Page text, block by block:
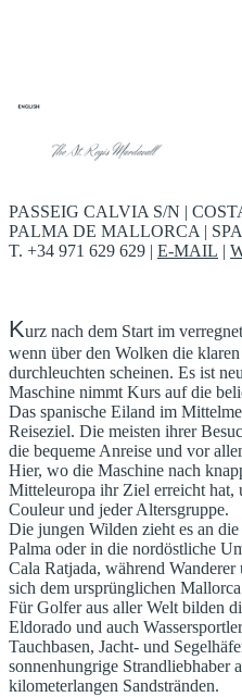
PASSEIG CALVIA S/N |
PALMA DE MALLORCA |
T. +34 971 629 629 | E-MAIL
Kurz nach dem Start im
wenn über den Wolken die
durchleuchten scheinen. Es ist
Maschine nimmt Kurs auf die
Das spanische Eiland im
Reiseziel. Die meisten ihrer
die bequeme Anreise und vor
Hier, wo die Maschine nach
Mitteleuropa ihr Ziel erreicht hat,
Couleur und jeder Altersgruppe.
Die jungen Wilden zieht es an
Palma oder in die nordöstliche
Cala Ratjada, während
sich dem ursprünglichen
Für Golfer aus aller Welt bilden
Eldorado und auch
Tauchbasen, Jacht- und
sonnenhungrige Strandliebhaber
kilometerlangen Sandstränden.